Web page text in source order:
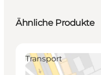
Ähnliche Produkte
Transport